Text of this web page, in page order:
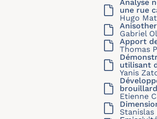
Analyse
une rue
Hugo
Gabriel
Apport
Thomas
utilisant
Yanis
Etienne